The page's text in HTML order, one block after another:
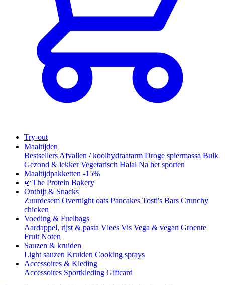
Try-out
Maaltijden
Bestsellers Afvallen / koolhydraatarm Droge spiermassa Bulk
Gezond & lekkerVegetarisch Halal Na het sporten
Maaltijdpakketten -15%
🥐The Protein Bakery
Ontbijt & Snacks
Zuurdesem Overnight oats Pancakes Tosti's Bars Crunchy
chicken
Voeding & Fuelbags
Aardappel, rijst & pasta Vlees Vis Vega & vegan Groente
Fruit Noten
Sauzen & kruiden
Light sauzen Kruiden Cooking sprays
Accessoires & Kleding
Accessoires Sportkleding Giftcard